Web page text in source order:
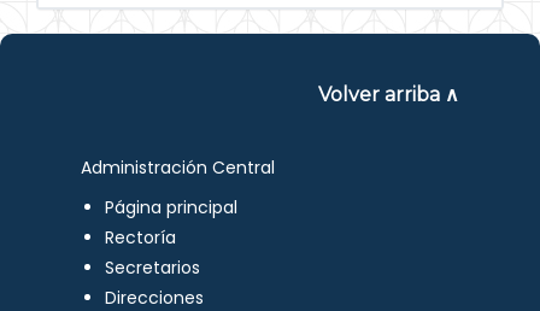
Volver arriba ∧
Administración Central
Página principal
Rectoría
Secretarios
Direcciones